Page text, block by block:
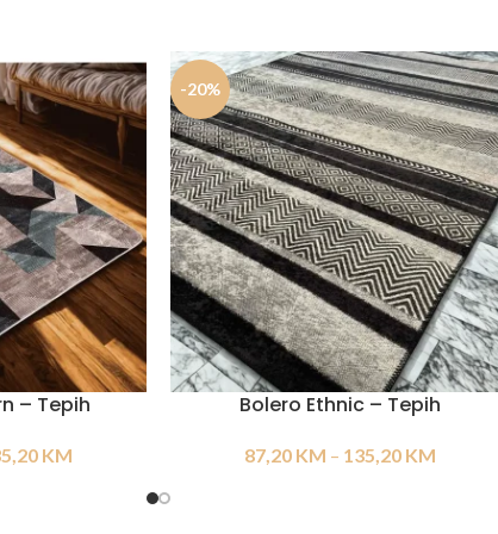
– Tepih
KM
-20%
Bolero Ethnic – Tepih
87,20 KM – 135,20 KM